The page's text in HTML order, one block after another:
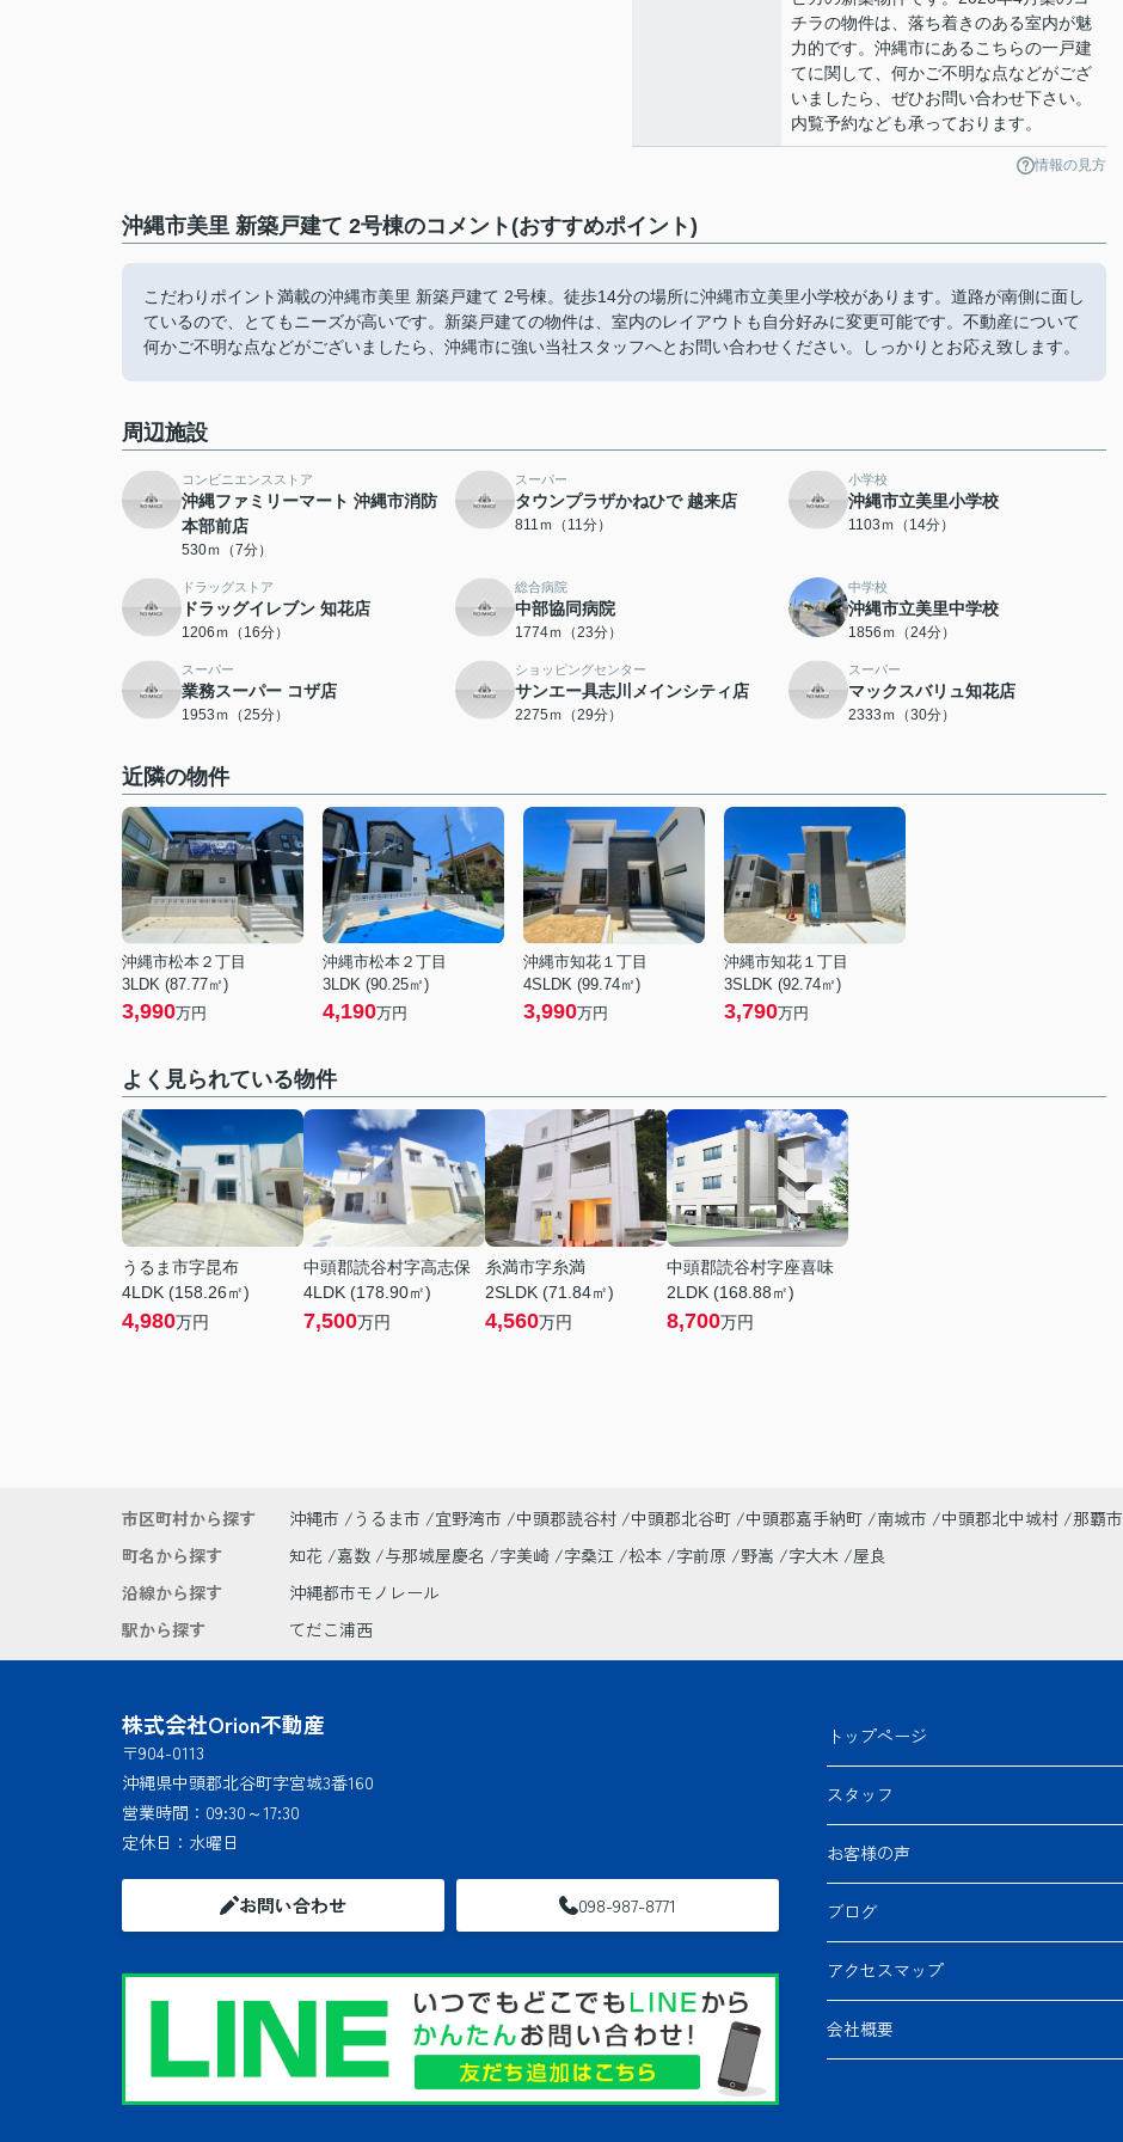
チラの物件は、落ち着きのある室内が魅
力的です。沖縄市にあるこちらの一戸建
てに関して、何かご不明な点などがござ
いましたら、ぜひお問い合わせ下さい。
内覧予約なども承っております。
情報の見方
沖縄市美里 新築戸建て 2号棟のコメント(おすすめポイント)
こだわりポイント満載の沖縄市美里 新築戸建て 2号棟。徒歩14分の場所に沖縄市立美里小学校があります。道路が南側に面し
ているので、とてもニーズが高いです。新築戸建ての物件は、室内のレイアウトも自分好みに変更可能です。不動産について
何かご不明な点などがございましたら、沖縄市に強い当社スタッフへとお問い合わせください。しっかりとお応え致します。
周辺施設
コンビニエンスストア
沖縄ファミリーマート 沖縄市消防
本部前店
530ｍ（7分）
スーパー
タウンプラザかねひで 越来店
811ｍ（11分）
小学校
沖縄市立美里小学校
1103ｍ（14分）
ドラッグストア
ドラッグイレブン 知花店
1206ｍ（16分）
総合病院
中部協同病院
1774ｍ（23分）
中学校
沖縄市立美里中学校
1856ｍ（24分）
スーパー
業務スーパー コザ店
1953ｍ（25分）
ショッピングセンター
サンエー具志川メインシティ店
2275ｍ（29分）
スーパー
マックスバリュ知花店
2333ｍ（30分）
近隣の物件
沖縄市松本２丁目
3LDK (87.77㎡)
3,990万円
沖縄市松本２丁目
3LDK (90.25㎡)
4,190万円
沖縄市知花１丁目
4SLDK (99.74㎡)
3,990万円
沖縄市知花１丁目
3SLDK (92.74㎡)
3,790万円
よく見られている物件
うるま市字昆布
4LDK (158.26㎡)
4,980万円
中頭郡読谷村字高志保
4LDK (178.90㎡)
7,500万円
糸満市字糸満
2SLDK (71.84㎡)
4,560万円
中頭郡読谷村字座喜味
2LDK (168.88㎡)
8,700万円
市区町村から探す 沖縄市 うるま市 宜野湾市 中頭郡読谷村 中頭郡北谷町 中頭郡嘉手納町 南城市 中頭郡北中城村 那覇市
町名から探す
知花 嘉数 与那城屋慶名 字美崎 字桑江 松本 字前原 野嵩 字大木
屋良
沿線から探す
沖縄都市モノレール
駅から探す
てだこ浦西
株式会社Orion不動産
〒904-0113
沖縄県中頭郡北谷町字宮城3番160
営業時間： 09:30～17:30
定休日： 水曜日
お問い合わせ 098-987-8771
トップページ
スタッフ
お客様の声
ブログ
アクセスマップ
会社概要